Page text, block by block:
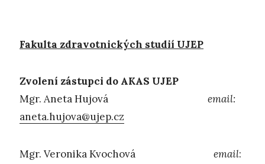
Fakulta zdravotnických studií UJEP
Zvolení zástupci do AKAS UJEP
Mgr. Aneta Hujová email:
aneta.hujova@ujep.cz
Mgr. Veronika Kvochová email: